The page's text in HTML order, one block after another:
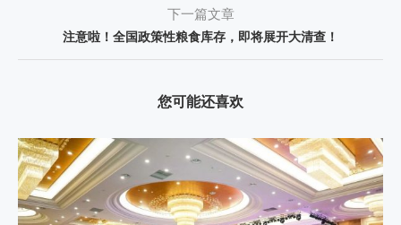
下一篇文章
注意啦！全国政策性粮食库存，即将展开大清查！
您可能还喜欢